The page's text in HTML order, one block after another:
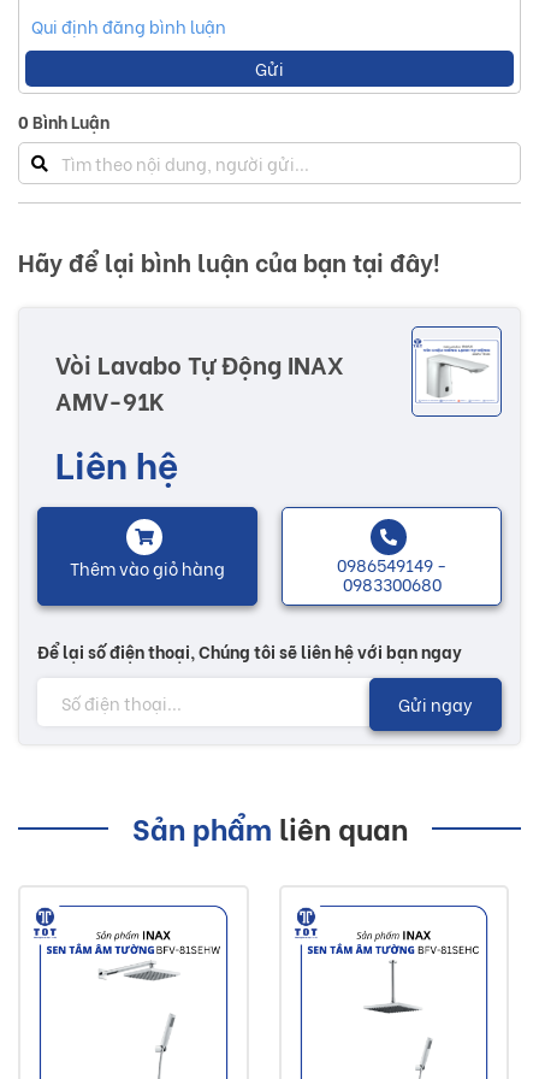
Qui định đăng bình luận
Gửi
0Bình Luận
Hãy để lại bình luận của bạn tại đây!
Vòi Lavabo Tự Động INAX
AMV-91K
Liên hệ
Thêm vào giỏ hàng 0986549149 -
0983300680
Để lại số điện thoại, Chúng tôi sẽ liên hệ với bạn ngay
Gửi ngay
Sản phẩm liên quan